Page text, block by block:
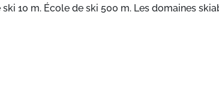
10 m. École de ski 500 m. Les domaines
qu’un exemple de location de